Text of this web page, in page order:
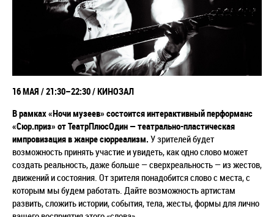
16 МАЯ /21:30–22:30/ КИНОЗАЛ
В рамках «Ночи музеев» состоится интерактивный перформанс
«Сюр.приз» от ТеатрПлюсОдин — театрально-пластическая
импровизация в жанре сюрреализм. У зрителей будет
возможность принять участие и увидеть, как одно слово может
создать реальность, даже больше — сверхреальность — из жестов,
движений и состояния. От зрителя понадобится слово с места, с
которым мы будем работать. Дайте возможность артистам
развить, сложить истории, события, тела, жесты, формы для лично